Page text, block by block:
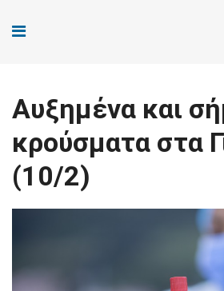
Αυξημένα και
κρούσματα στα
(10/2)